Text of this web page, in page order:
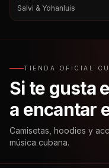
Salvi & Yohanluis
TIENDA OFICIAL
Si te gusta
a encantar
Camisetas, hoodies y
música cubana.